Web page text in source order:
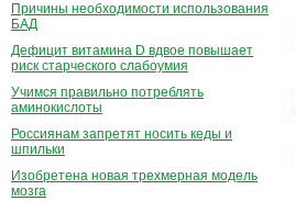
Причины необходимости использования
БАД
Дефицит витамина D вдвое повышает
риск старческого слабоумия
Учимся правильно потреблять
аминокислоты
Россиянам запретят носить кеды и
шпильки
Изобретена новая трехмерная модель
мозга